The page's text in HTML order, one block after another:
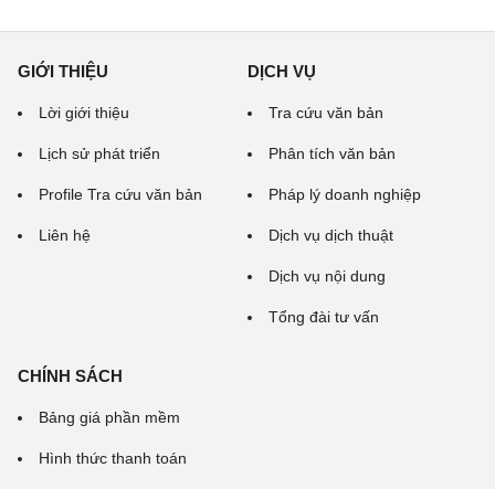
GIỚI THIỆU
Lời giới thiệu
Lịch sử phát triển
Profile Tra cứu văn bản
Liên hệ
DỊCH VỤ
Tra cứu văn bản
Phân tích văn bản
Pháp lý doanh nghiệp
Dịch vụ dịch thuật
Dịch vụ nội dung
Tổng đài tư vấn
CHÍNH SÁCH
Bảng giá phần mềm
Hình thức thanh toán